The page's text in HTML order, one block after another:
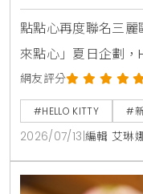
攻略
點點心再度聯名三
來點心」夏日企劃
店長與主廚進駐全台
包、蘋果派西多士等
卡門市與MagSafe
量周邊等你搶購。
網友評分
#HELLO KITTY #
2026/07/13 編輯 艾琳